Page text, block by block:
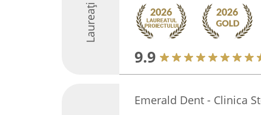
Laureați
9.9
Emerald Dent - Clinica